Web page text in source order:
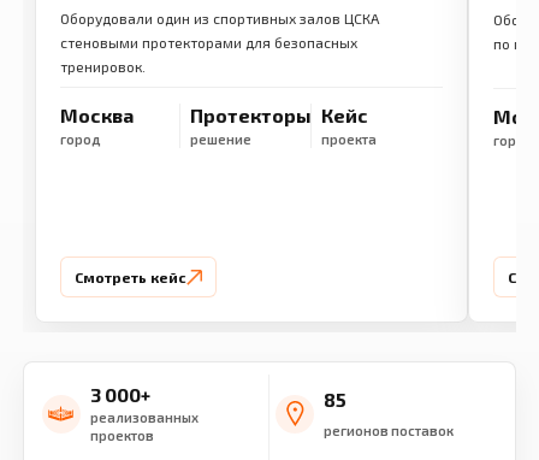
Оборудовали один из спортивных залов ЦСКА
стеновыми протекторами для безопасных
тренировок.
Москва
город
Протекторы
решение
Кейс
проекта
Смотреть кейс
по
город
3 000+
реализованных
проектов
85
регионов поставок